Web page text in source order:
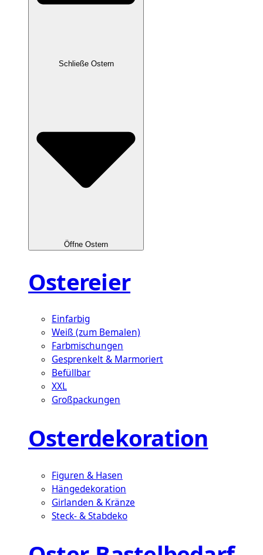
Schließe Ostern
Öffne Ostern
Ostereier
Einfarbig
Weiß (zum Bemalen)
Farbmischungen
Gesprenkelt & Marmoriert
Befüllbar
XXL
Großpackungen
Osterdekoration
Figuren & Hasen
Hängedekoration
Girlanden & Kränze
Steck- & Stabdeko